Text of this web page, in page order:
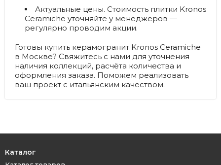
Актуальные цены. Стоимость плитки Kronos
Ceramiche уточняйте у менеджеров —
регулярно проводим акции.
Готовы купить керамогранит Kronos Ceramiche
в Москве? Свяжитесь с нами для уточнения
наличия коллекций, расчёта количества и
оформления заказа. Поможем реализовать
ваш проект с итальянским качеством.
Каталог